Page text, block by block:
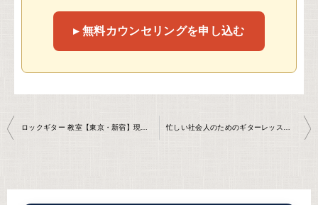
▸ 無料カウンセリングを申し込む
投
ビ